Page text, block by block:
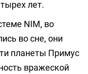
лет.
NIM, во
во сне, они
планеты Примус
вражеской